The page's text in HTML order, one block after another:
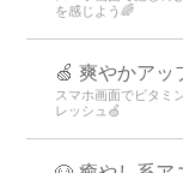
を感じよう🌈
🍏 爽やかアッ
スマホ画面でビタミ
レッシュ🍏